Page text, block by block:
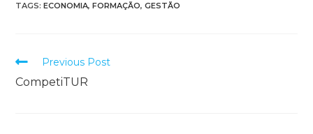
TAGS:ECONOMIA, FORMAÇÃO, GESTÃO
Previous Post
CompetiTUR